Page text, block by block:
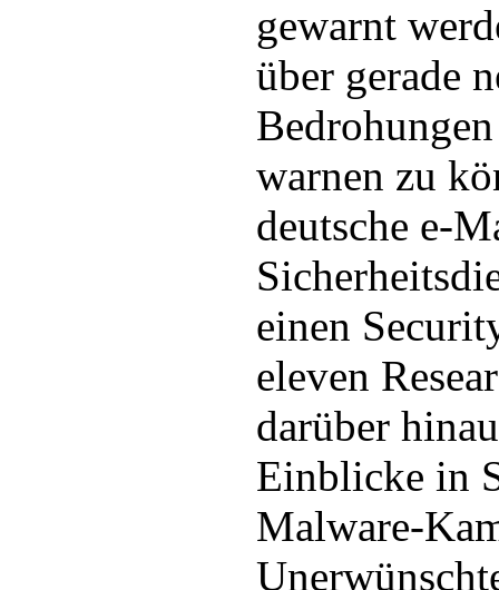
gewarnt
über gerade
warnen zu
deutsche e-
einen
eleven
darüber
Einblicke in
Malware-